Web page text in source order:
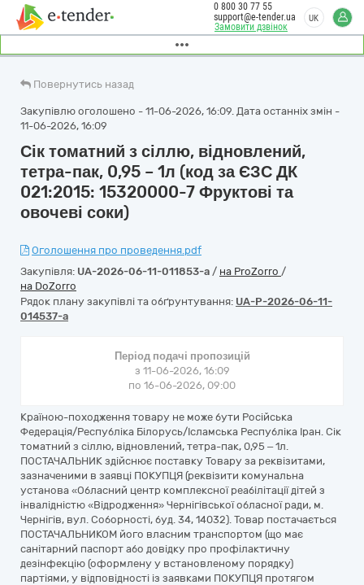
Замовити дзвінок
0 800 30 77 55
support@e-tender.ua
UK
Повернутись назад
Закупівлю оголошено - 11-06-2026, 16:09. Дата останніх змін -
11-06-2026, 16:09
Сік томатний з сіллю, відновлений,
тетра-пак, 0,95 – 1л (код за ЄЗС ДК
021:2015: 15320000-7 Фруктові та
овочеві соки)
Оголошення про проведення.pdf
Закупівля: UA-2026-06-11-011853-a / на ProZorro /
на DoZorro
Рядок плану закупівлі та обґрунтування: UA-P-2026-06-11-
014537-a
Період подачі пропозицій
з 11-06-2026, 16:09
по 16-06-2026, 09:00
Країною-походження товару не може бути Російська
Федерація/Республіка Білорусь/Ісламська Республіка Іран. Сік
томатний з сіллю, відновлений, тетра-пак, 0,95 – 1л.
ПОСТАЧАЛЬНИК здійснює поставку Товару за реквізитами,
зазначеними в заявці ПОКУПЦЯ (реквізити комунальна
установа «Обласний центр комплексної реабілітації дітей з
інвалідністю «Відродження» Чернігівської обласної ради, м.
Чернігів, вул. Соборності, буд. 34, 14032). Товар постачається
ПОСТАЧАЛЬНИКОМ його власним транспортом (що має
санітарний паспорт або довідку про профілактичну
дезінфекцію (оформлену у встановленому порядку)
партіями, у відповідності із заявками ПОКУПЦЯ протягом